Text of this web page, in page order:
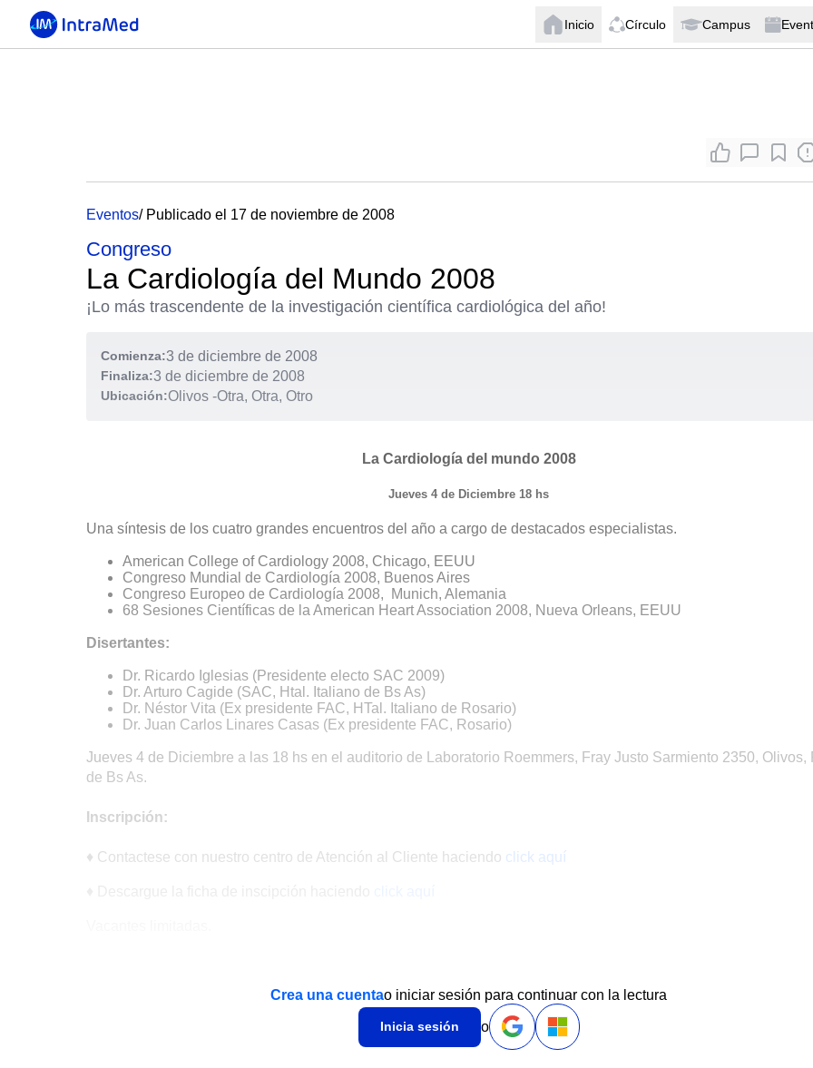
Inicio Círculo Campus
Eventos/ Publicado el 17 de noviembre de 2008
Congreso
La Cardiología del Mundo 2008
¡Lo más trascendente de la investigación científica cardiológica del año!
Comienza:3 de diciembre de 2008
Finaliza:3 de diciembre de 2008
Ubicación:Olivos -Otra, Otra, Otro
La Cardiología del mundo 2008
Jueves 4 de Diciembre 18 hs
Una síntesis de los cuatro grandes encuentros del año a cargo de destacados especialistas.
American College of Cardiology 2008, Chicago, EEUU
Congreso Mundial de Cardiología 2008, Buenos Aires
Congreso Europeo de Cardiología 2008, Munich, Alemania
68 Sesiones Científicas de la American Heart Association 2008, Nueva Orleans, EEUU
Disertantes:
Dr. Ricardo Iglesias (Presidente electo SAC 2009)
Dr. Arturo Cagide (SAC, Htal. Italiano de Bs As)
Dr. Néstor Vita (Ex presidente FAC, HTal. Italiano de Rosario)
Dr. Juan Carlos Linares Casas (Ex presidente FAC, Rosario)
Jueves 4 de Diciembre a las 18 hs en el auditorio de Laboratorio Roemmers, Fray Justo Sarmiento 2350, Olivos,
de Bs As.
Inscripción:
♦ Contactese con nuestro centro de Atención al Cliente haciendo click aquí
Crea una cuentao iniciar sesión para continuar con la lectura
Inicia sesión o